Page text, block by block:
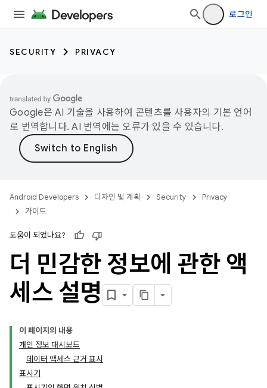
로그인
SECURITY PRIVACY
Google은 AI 기술을 사용하여 콘텐츠를 사용자의 기본 언어
로 번역합니다. AI 번역에는 오류가 있을 수 있습니다.
Android Developers 디자인 및 계획 Security
Privacy
가이드
도움이 되었나요?
더 민감한 정보에 관한 액
세스 설명
이 페이지의 내용
개인 정보 대시보드
데이터 액세스 근거 표시
표시기